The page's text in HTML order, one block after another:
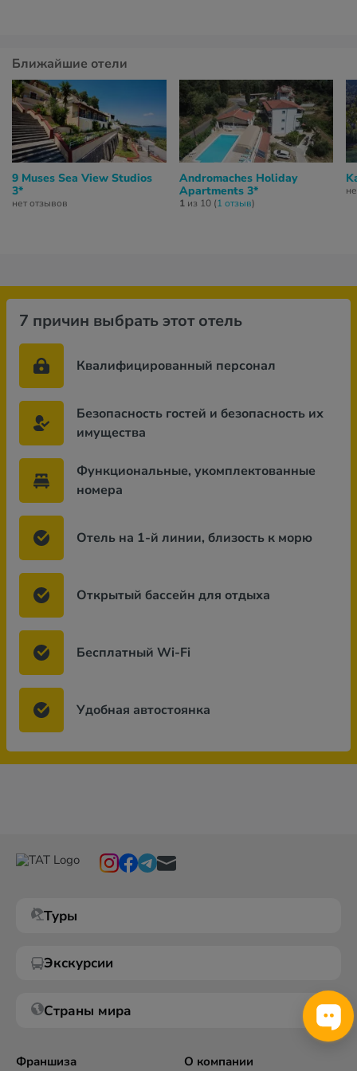
Ближайшие отели
9 Muses Sea View Studios
3*
нет отзывов
Andromaches Holiday
Apartments 3*
1из 10 (1 отзыв)
7 причин выбрать этот отель
Квалифицированный персонал
Безопасность гостей и безопасность их
имущества
Функциональные, укомплектованные
номера
Отель на 1-й линии, близость к морю
Открытый бассейн для отдыха
Бесплатный Wi-Fi
Удобная автостоянка
Туры
Экскурсии
Страны мира
Франшиза
О компании